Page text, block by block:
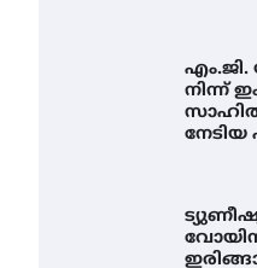
എം.ജി.
നിന്ന്